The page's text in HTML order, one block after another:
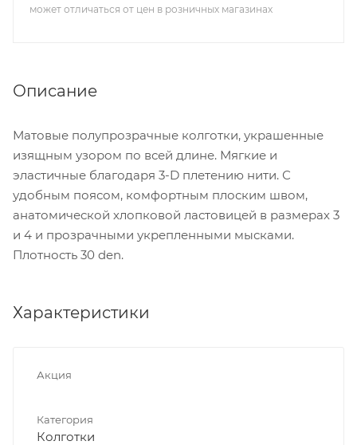
может отличаться от цен в розничных магазинах
Описание
Матовые полупрозрачные колготки, украшенные
изящным узором по всей длине. Мягкие и
эластичные благодаря 3-D плетению нити. С
удобным поясом, комфортным плоским швом,
анатомической хлопковой ластовицей в размерах 3
и 4 и прозрачными укрепленными мысками.
Плотность 30 den.
Характеристики
Акция
Категория
Колготки